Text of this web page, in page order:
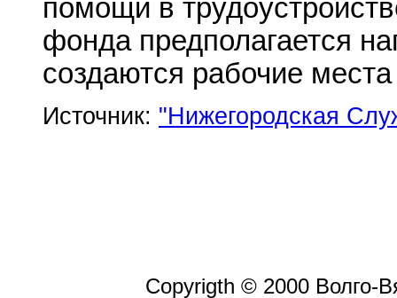
помощи в
фонда предполагается
создаются рабочие
Источник: "Нижегородская
Copyrigth © 2000 Волго-